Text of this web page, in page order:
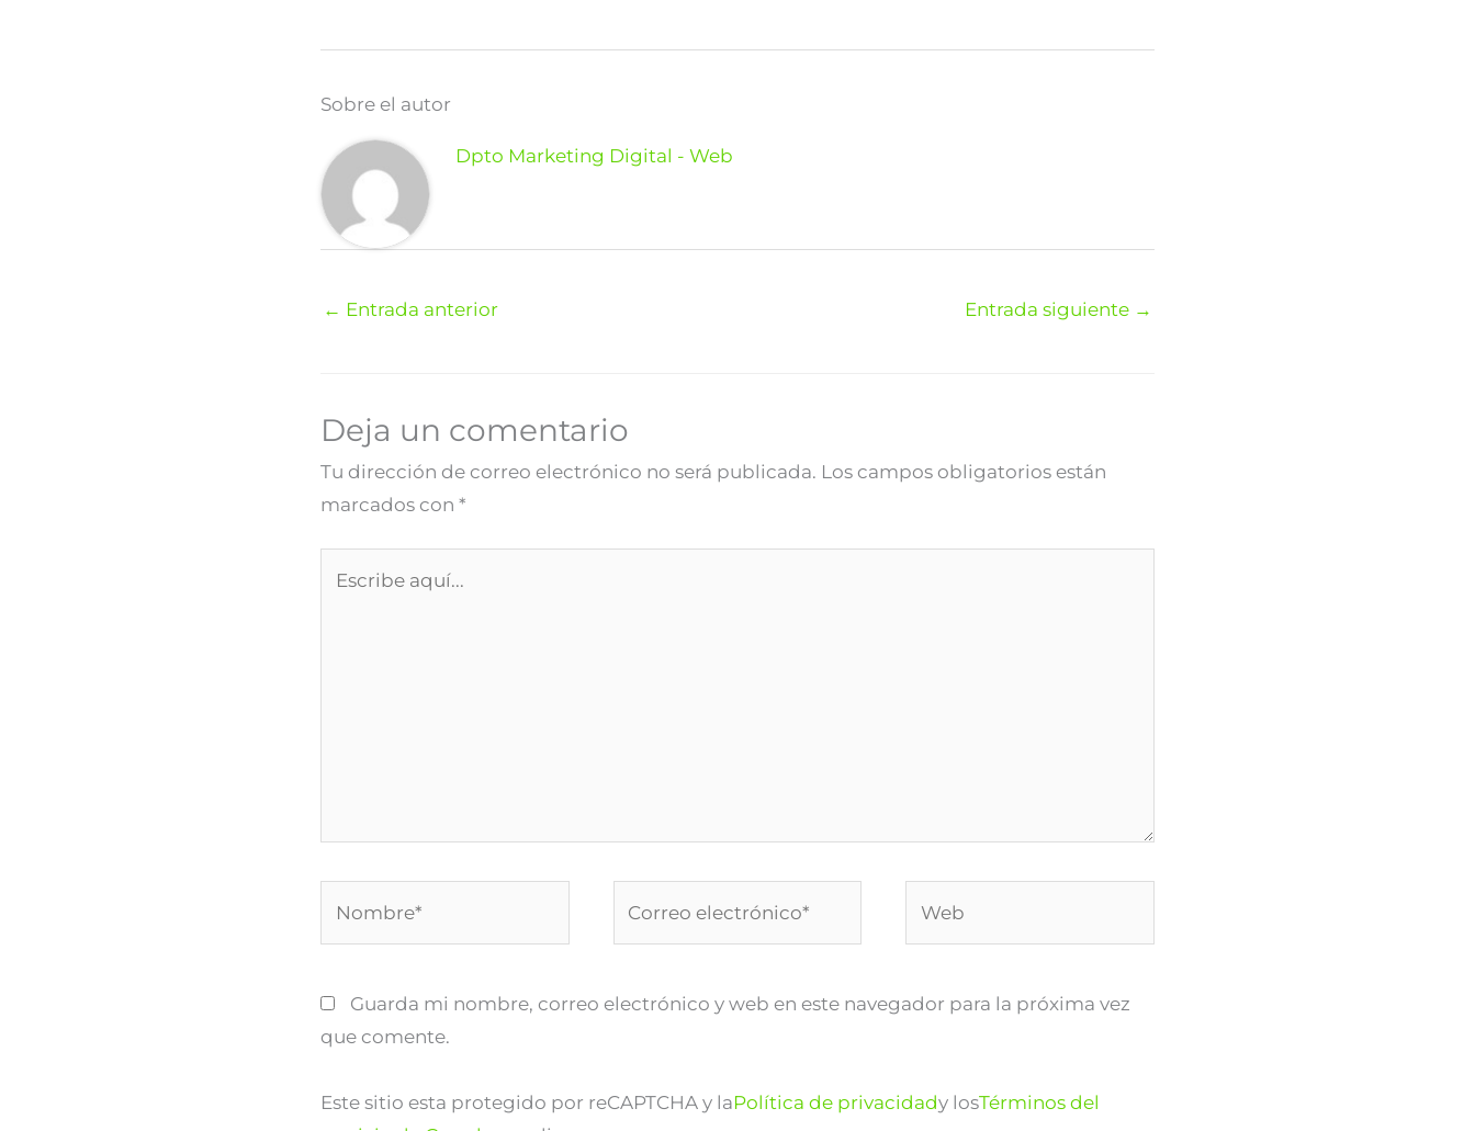
Sobre el autor
Dpto Marketing Digital - Web
← Entrada anterior Entrada siguiente →
Deja un comentario
Tu dirección de correo electrónico no será publicada. Los campos obligatorios están
marcados con *
Guarda mi nombre, correo electrónico y web en este navegador para la próxima vez
que comente.
Este sitio esta protegido por reCAPTCHA y laPolítica de privacidady losTérminos del